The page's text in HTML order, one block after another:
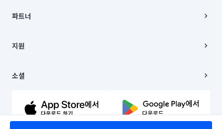
주소 | 본사: 서울특별시 종로구 율곡로 6(중학동, 트윈트리빌딩) B동 5층
컨택센터 : 서울특별시 종로구 수송동 율곡로 24, 7층, 8층 미소
상품, 상품정보, 거래에 관한 의무와 책임은 거래당사자에게 있습니다.
언론 보도 관련 문의:
© 유한회사 미소. Miso, Inc. All Rights Reserved.
채용
파트너
이사
지원
이용약관
문의하기
소셜
유튜브